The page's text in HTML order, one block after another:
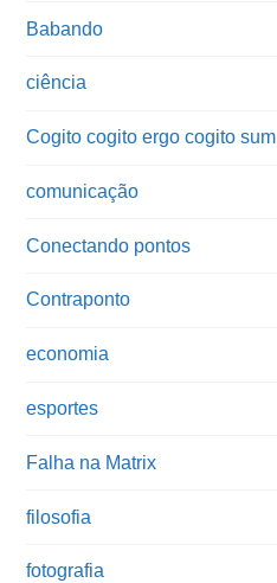
Babando
ciência
Cogito cogito ergo cogito sum
comunicação
Conectando pontos
Contraponto
economia
esportes
Falha na Matrix
filosofia
fotografia